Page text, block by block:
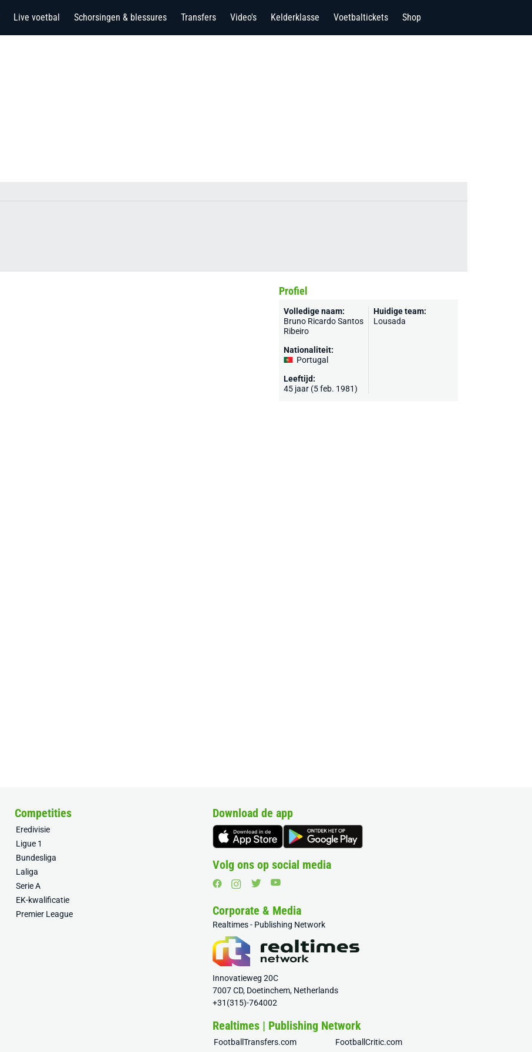
Live voetbal Schorsingen & blessures Transfers Video's Kelderklasse Voetbaltickets Shop
Profiel
Volledige naam:
Bruno Ricardo Santos
Ribeiro
Nationaliteit:
Portugal
Leeftijd:
45 jaar (5 feb. 1981)
Huidige team:
Lousada
Competities
Eredivisie
Ligue 1
Bundesliga
Laliga
Serie A
EK-kwalificatie
Premier League
Download de app
Volg ons op social media
Corporate & Media
Realtimes - Publishing Network
Innovatieweg 20C
7007 CD, Doetinchem, Netherlands
+31(315)-764002
Realtimes | Publishing Network
FootballTransfers.com
FootballCritic.com